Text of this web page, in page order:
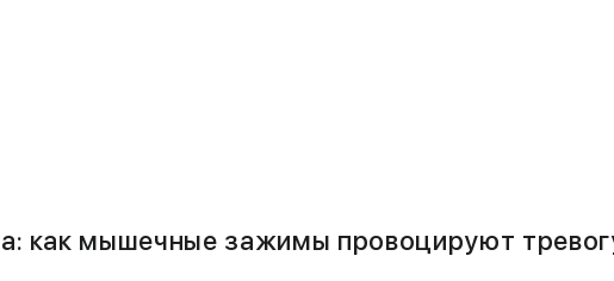
как мышечные зажимы провоцируют